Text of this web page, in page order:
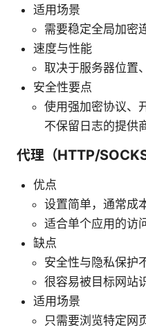
适用场景
需要稳定全局加密
速度与性能
取决于服务器位置
安全性要点
使用强加密协议、
不保留日志的提供
代理（HTTP/SOCKS
优点
设置简单，通常成
适合单个应用的访
缺点
安全性与隐私保护
很容易被目标网站
适用场景
只需要浏览特定网